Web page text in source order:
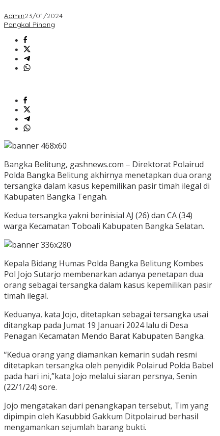
Admin23/01/2024
Pangkal Pinang
Bangka Belitung, gashnews.com – Direktorat Polairud
Polda Bangka Belitung akhirnya menetapkan dua orang
tersangka dalam kasus kepemilikan pasir timah ilegal di
Kabupaten Bangka Tengah.
Kedua tersangka yakni berinisial AJ (26) dan CA (34)
warga Kecamatan Toboali Kabupaten Bangka Selatan.
Kepala Bidang Humas Polda Bangka Belitung Kombes
Pol Jojo Sutarjo membenarkan adanya penetapan dua
orang sebagai tersangka dalam kasus kepemilikan pasir
timah ilegal.
Keduanya, kata Jojo, ditetapkan sebagai tersangka usai
ditangkap pada Jumat 19 Januari 2024 lalu di Desa
Penagan Kecamatan Mendo Barat Kabupaten Bangka.
“Kedua orang yang diamankan kemarin sudah resmi
ditetapkan tersangka oleh penyidik Polairud Polda Babel
pada hari ini,”kata Jojo melalui siaran persnya, Senin
(22/1/24) sore.
Jojo mengatakan dari penangkapan tersebut, Tim yang
dipimpin oleh Kasubbid Gakkum Ditpolairud berhasil
mengamankan sejumlah barang bukti.